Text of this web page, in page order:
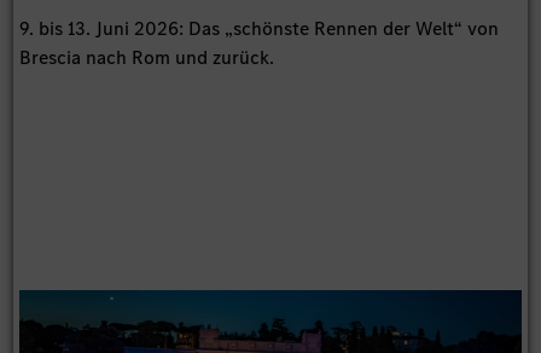
9. bis 13. Juni 2026: Das „schönste Rennen der Welt“ von
Brescia nach Rom und zurück.